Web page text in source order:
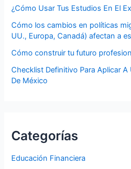
¿Cómo Usar Tus Estudios En El
Cómo los cambios en políticas
UU., Europa, Canadá) afectan a
Cómo construir tu futuro
Checklist Definitivo Para Aplicar A
De México
Categorías
Educación Financiera